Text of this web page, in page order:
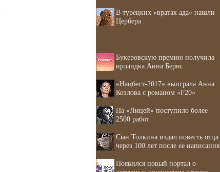
В турецких «вратах ада» нашли
Цербера
Букеровскую премию получила
ирландка Анна Бернс
«Нацбест-2017» выиграла Анна
Козлова с романом «F20»
На «Лицей» поступило более
2500 работ
Сын Толкина издал повесть отца
через 100 лет после ее написания
Появился новый портал о